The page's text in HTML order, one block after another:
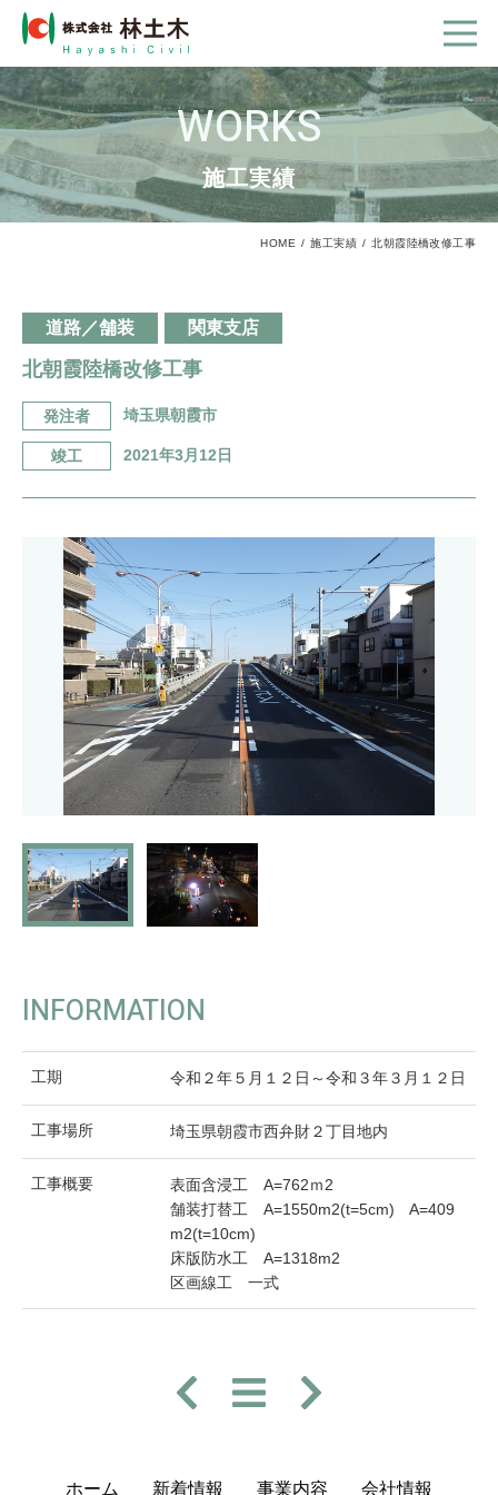
WORKS
施工実績
HOME 施工実績 北朝霞陸橋改修工事
道路／舗装 関東支店
北朝霞陸橋改修工事
発注者 埼玉県朝霞市
竣工 2021年3月12日
INFORMATION
工期 令和２年５月１２日～令和３年３月１２日
工事場所 埼玉県朝霞市西弁財２丁目地内
工事概要
表面含浸工 A=762ｍ2
舗装打替工 A=1550m2(t=5cm) A=409
m2(t=10cm)
床版防水工 A=1318m2
区画線工 一式
ホーム 新着情報 事業内容 会社情報